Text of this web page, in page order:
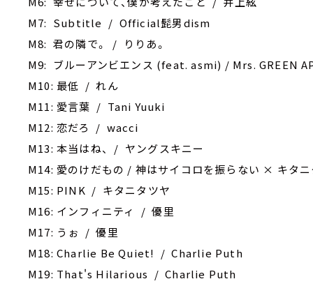
M7: Subtitle / Official髭男dism
M8: 君の隣で。 / りりあ。
M9: ブルーアンビエンス (feat. asmi) / Mrs. GREEN
M10: 最低 / れん
M11: 愛言葉 / Tani Yuuki
M12: 恋だろ / wacci
M13: 本当はね、 / ヤングスキニー
M14: 愛のけだもの / 神はサイコロを振らない × キタニ
M15: PINK / キタニタツヤ
M16: インフィニティ / 優里
M17: うぉ / 優里
M18: Charlie Be Quiet! / Charlie Puth
M19: That's Hilarious / Charlie Puth